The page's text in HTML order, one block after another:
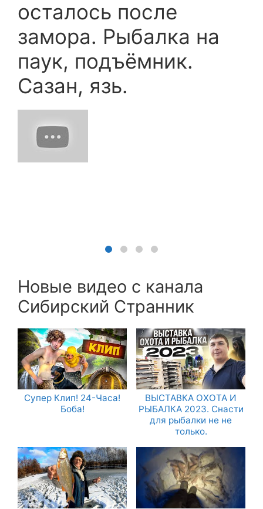
осталось после
замора. Рыбалка на
паук, подъёмник.
Сазан, язь.
Новые видео с канала
Сибирский Странник
Супер Клип! 24-Часа!
Боба!
ВЫСТАВКА ОХОТА И
РЫБАЛКА 2023. Снасти
для рыбалки не не
только.